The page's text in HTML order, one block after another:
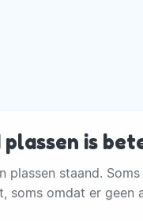
is
plassen staand.
soms omdat er geen